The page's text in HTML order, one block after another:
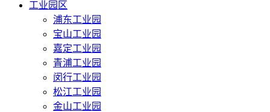
工业园区
浦东工业园
宝山工业园
嘉定工业园
青浦工业园
闵行工业园
松江工业园
金山工业园